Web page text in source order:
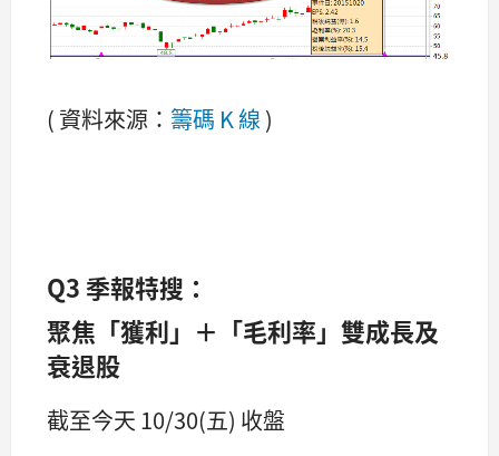
( 資料來源： 籌碼 K 線 )
Q3 季報特搜：
聚焦「獲利」＋「毛利率」雙成長及
衰退股
截至今天 10/30(五) 收盤